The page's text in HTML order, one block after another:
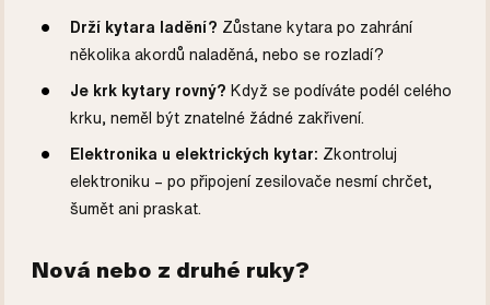
Drží kytara ladění? Zůstane kytara po zahrání
několika akordů naladěná, nebo se rozladí?
Je krk kytary rovný? Když se podíváte podél celého
krku, neměl být znatelné žádné zakřivení.
Elektronika u elektrických kytar: Zkontroluj
elektroniku – po připojení zesilovače nesmí chrčet,
šumět ani praskat.
Nová nebo z druhé ruky?